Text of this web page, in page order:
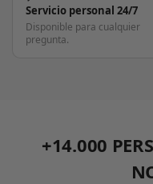
Servicio personal 24/7
Disponible para cualquier
pregunta.
+14.000